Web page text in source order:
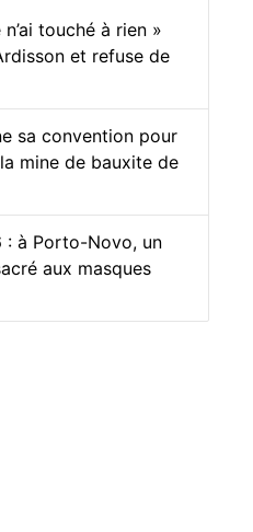
touché à rien »
et refuse de
sa convention pour
mine de bauxite de
: à Porto-Novo, un
aux masques